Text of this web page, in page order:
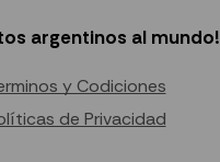
argentinos al mundo!
y Codiciones
de Privacidad